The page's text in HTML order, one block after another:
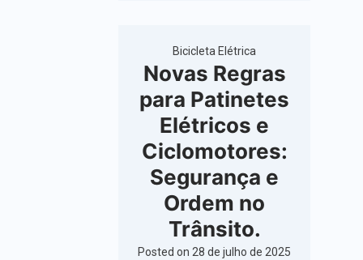
Bicicleta Elétrica
Novas Regras
para Patinetes
Elétricos e
Ciclomotores:
Segurança e
Ordem no
Trânsito.
Posted on 28 de julho de 2025